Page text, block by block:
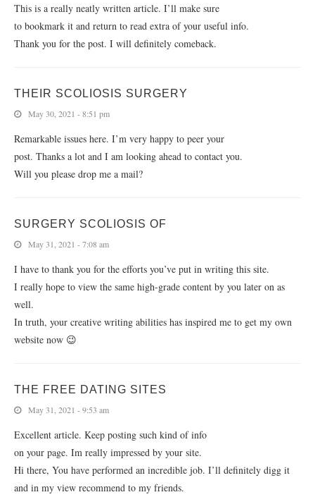
This is a really neatly written article. I’ll make sure
to bookmark it and return to read extra of your useful info.
Thank you for the post. I will definitely comeback.
THEIR SCOLIOSIS SURGERY
May 30, 2021 - 8:51 pm
Remarkable issues here. I’m very happy to peer your
post. Thanks a lot and I am looking ahead to contact you.
Will you please drop me a mail?
SURGERY SCOLIOSIS OF
May 31, 2021 - 7:08 am
I have to thank you for the efforts you’ve put in writing this site.
I really hope to view the same high-grade content by you later on as
well.
In truth, your creative writing abilities has inspired me to get my own
website now 😉
THE FREE DATING SITES
May 31, 2021 - 9:53 am
Excellent article. Keep posting such kind of info
on your page. Im really impressed by your site.
Hi there, You have performed an incredible job. I’ll definitely digg it
and in my view recommend to my friends.